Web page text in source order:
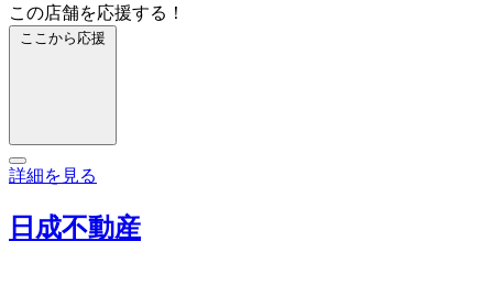
この店舗を応援する！
ここから応援
詳細を見る
日成不動産